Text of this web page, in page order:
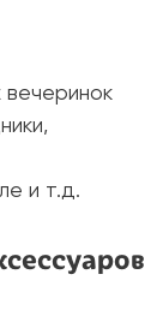
вечеринок
и т.д.